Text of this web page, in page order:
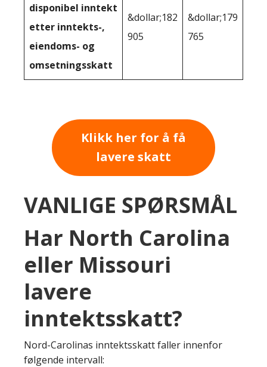
disponibel inntekt
etter inntekts-,
eiendoms- og
omsetningsskatt
&dollar;182
905
&dollar;179
765
Klikk her for å få
lavere skatt
VANLIGE SPØRSMÅL
Har North Carolina
eller Missouri
lavere
inntektsskatt?
Nord-Carolinas inntektsskatt faller innenfor
følgende intervall: